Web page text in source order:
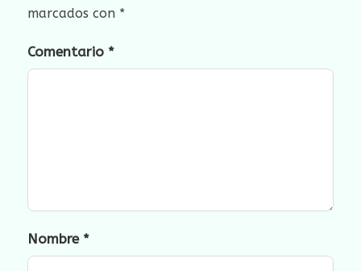
marcados con *
Comentario *
Nombre *